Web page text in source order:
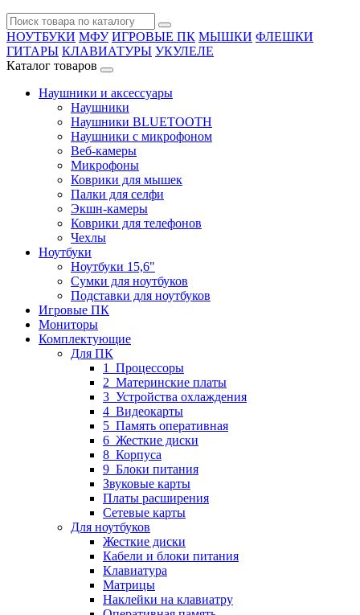
НОУТБУКИ МФУ ИГРОВЫЕ ПК МЫШКИ ФЛЕШКИ
ГИТАРЫ КЛАВИАТУРЫ УКУЛЕЛЕ
Каталог товаров
Наушники и аксессуары
Наушники
Наушники BLUETOOTH
Наушники с микрофоном
Веб-камеры
Микрофоны
Коврики для мышек
Палки для селфи
Экшн-камеры
Коврики для телефонов
Чехлы
Ноутбуки
Ноутбуки 15,6"
Сумки для ноутбуков
Подставки для ноутбуков
Игровые ПК
Мониторы
Комплектующие
Для ПК
1_Процессоры
2_Материнские платы
3_Устройства охлаждения
4_Видеокарты
5_Память оперативная
6_Жесткие диски
8_Корпуса
9_Блоки питания
Звуковые карты
Платы расширения
Сетевые карты
Для ноутбуков
Жесткие диски
Кабели и блоки питания
Клавиатура
Матрицы
Наклейки на клавиатру